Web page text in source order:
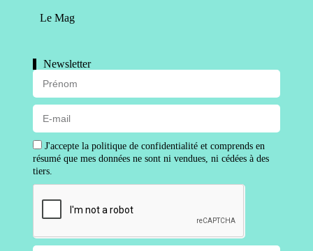
Le Mag
Newsletter
J'accepte la politique de confidentialité et comprends en
résumé que mes données ne sont ni vendues, ni cédées à des
tiers.